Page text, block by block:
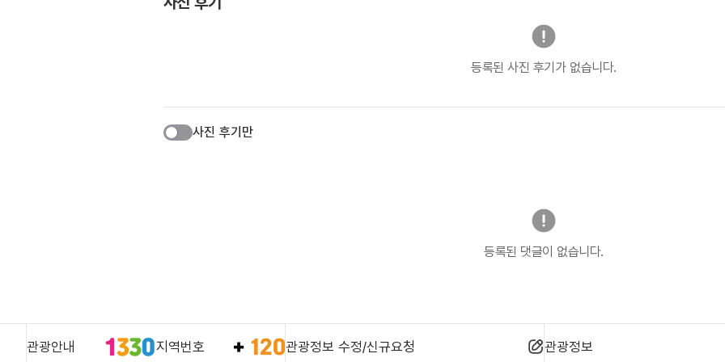
등록된 사진 후기가 없습니다.
사진 후기만
등록된 댓글이 없습니다.
관광안내 지역번호 관광정보 수정/신규요청 관광정보